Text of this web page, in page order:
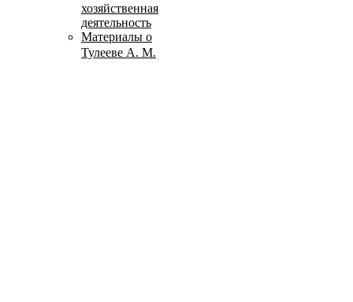
хозяйственная
деятельность
Материалы о
Тулееве А. М.